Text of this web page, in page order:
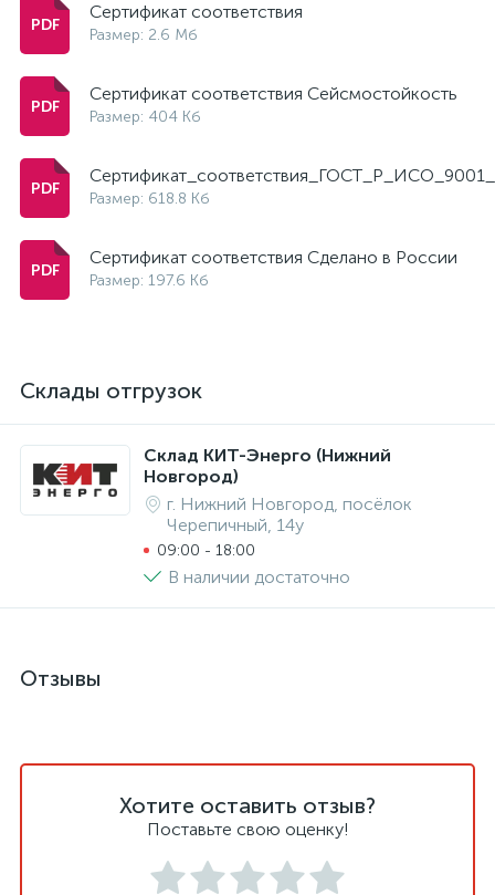
Сертификат соответствия
Размер: 2.6 Мб
Сертификат соответствия Сейсмостойкость
Размер: 404 Кб
Размер: 618.8 Кб
Сертификат соответствия Сделано в России
Размер: 197.6 Кб
Склады отгрузок
Склад КИТ-Энерго (Нижний
Новгород)
г. Нижний Новгород, посёлок
Черепичный, 14у
09:00 - 18:00
В наличии достаточно
Отзывы
Хотите оставить отзыв?
Поставьте свою оценку!